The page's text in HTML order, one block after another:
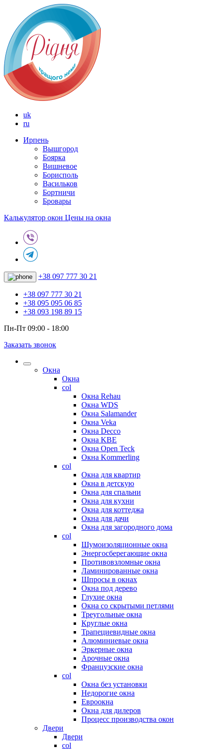
uk
ru
Ирпень
Вышгород
Боярка
Вишневое
Борисполь
Васильков
Бортничи
Бровары
Калькулятор окон Цены на окна
+38 097 777 30 21
+38 097 777 30 21
+38 095 095 06 85
+38 093 198 89 15
Пн-Пт 09:00 - 18:00
Заказать звонок
Окна
Окна
col
Окна Rehau
Окна WDS
Окна Salamander
Окна Veka
Окна Decco
Окна KBE
Окна Open Teck
Окна Kommerling
col
Окна для квартир
Окна в детскую
Окна для спальни
Окна для кухни
Окна для коттеджа
Окна для дачи
Окна для загородного дома
col
Шумоизоляционные окна
Энергосберегающие окна
Противовзломные окна
Ламинированные окна
Шпросы в окнах
Окна под дерево
Глухие окна
Окна со скрытыми петлями
Треугольные окна
Круглые окна
Трапециевидные окна
Алюминиевые окна
Эркерные окна
Арочные окна
Французские окна
col
Окна без установки
Недорогие окна
Евроокна
Окна для дилеров
Процесс производства окон
Двери
Двери
col